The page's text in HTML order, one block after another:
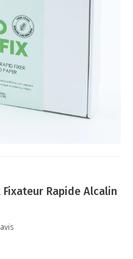
Rapide Alcalin